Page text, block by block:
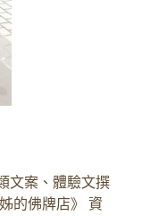
文案、體驗文撰
的佛牌店》 資